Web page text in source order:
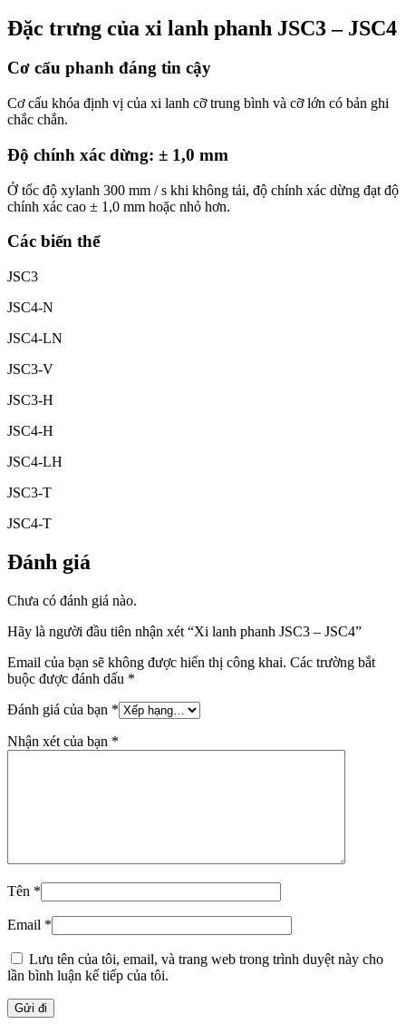
Đặc trưng của xi lanh phanh JSC3 – JSC4
Cơ cấu phanh đáng tin cậy
Cơ cấu khóa định vị của xi lanh cỡ trung bình và cỡ lớn có bản ghi
chắc chắn.
Độ chính xác dừng: ± 1,0 mm
Ở tốc độ xylanh 300 mm / s khi không tải, độ chính xác dừng đạt độ
chính xác cao ± 1,0 mm hoặc nhỏ hơn.
Các biến thể
JSC3
JSC4-N
JSC4-LN
JSC3-V
JSC3-H
JSC4-H
JSC4-LH
JSC3-T
JSC4-T
Đánh giá
Chưa có đánh giá nào.
Hãy là người đầu tiên nhận xét “Xi lanh phanh JSC3 – JSC4”
Email của bạn sẽ không được hiển thị công khai. Các trường bắt
buộc được đánh dấu *
Đánh giá của bạn *
Nhận xét của bạn *
Tên *
Email *
Lưu tên của tôi, email, và trang web trong trình duyệt này cho
lần bình luận kế tiếp của tôi.